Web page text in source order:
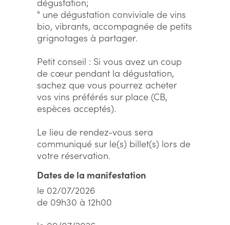
° une dégustation conviviale de vins
bio, vibrants, accompagnée de petits
grignotages à partager.
Petit conseil : Si vous avez un coup
de cœur pendant la dégustation,
sachez que vous pourrez acheter
vos vins préférés sur place (CB,
espèces acceptés).
Le lieu de rendez-vous sera
communiqué sur le(s) billet(s) lors de
votre réservation.
Dates de la manifestation
le 02/07/2026
de 09h30 à 12h00